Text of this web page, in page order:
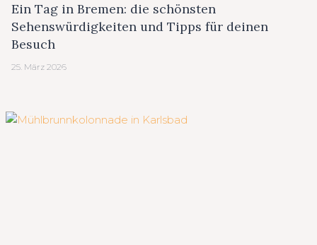
Ein Tag in Bremen: die schönsten
Sehenswürdigkeiten und Tipps für deinen
Besuch
25. März 2026